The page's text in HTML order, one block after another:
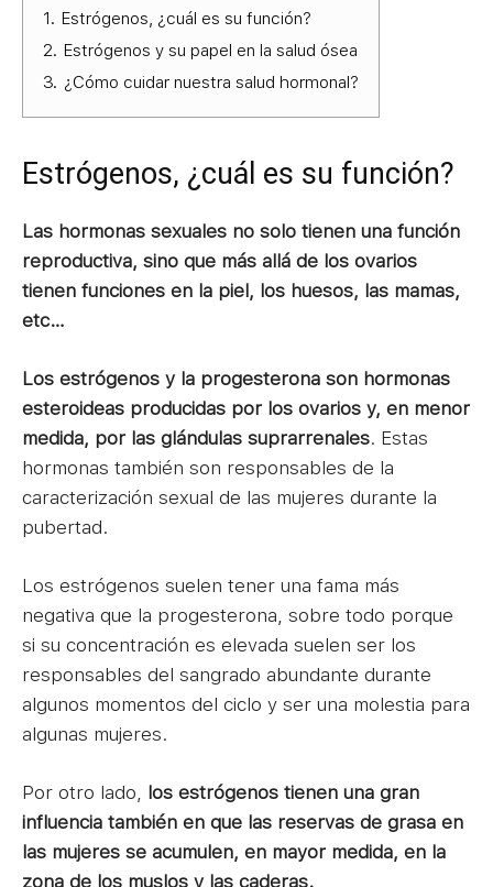
1. Estrógenos, ¿cuál es su función?
2. Estrógenos y su papel en la salud ósea
3. ¿Cómo cuidar nuestra salud hormonal?
Estrógenos, ¿cuál es su función?
Las hormonas sexuales no solo tienen una función
reproductiva, sino que más allá de los ovarios
tienen funciones en la piel, los huesos, las mamas,
etc…
Los estrógenos y la progesterona son hormonas
esteroideas producidas por los ovarios y, en menor
medida, por las glándulas suprarrenales. Estas
hormonas también son responsables de la
caracterización sexual de las mujeres durante la
pubertad.
Los estrógenos suelen tener una fama más
negativa que la progesterona, sobre todo porque
si su concentración es elevada suelen ser los
responsables del sangrado abundante durante
algunos momentos del ciclo y ser una molestia para
algunas mujeres.
Por otro lado, los estrógenos tienen una gran
influencia también en que las reservas de grasa en
las mujeres se acumulen, en mayor medida, en la
zona de los muslos y las caderas.